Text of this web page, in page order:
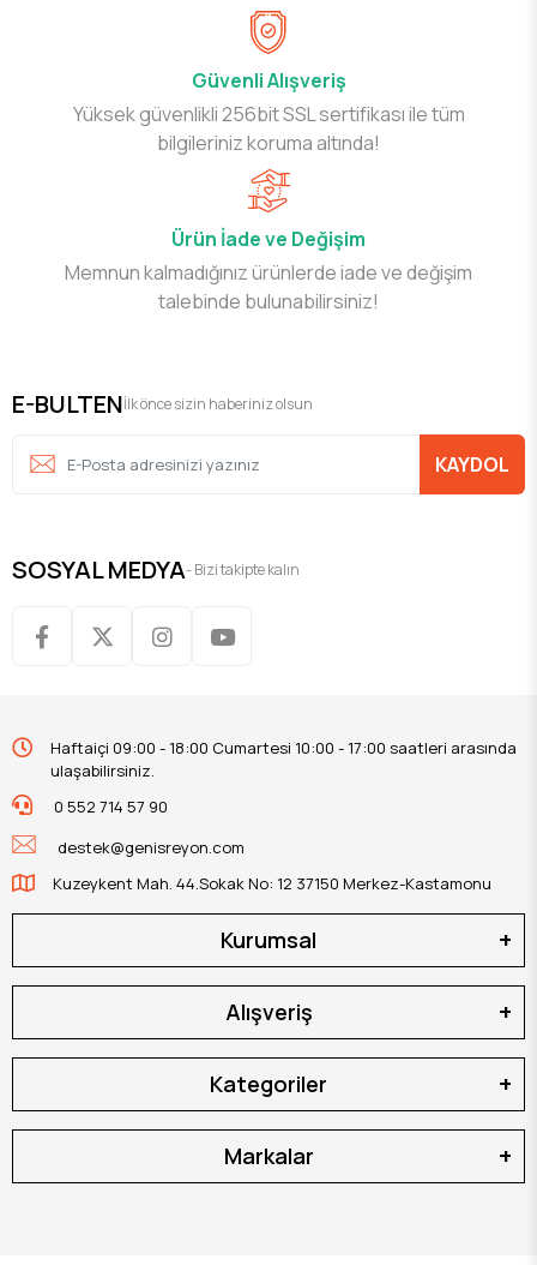
Güvenli Alışveriş
Yüksek güvenlikli 256bit SSL sertifikası ile tüm
bilgileriniz koruma altında!
Ürün İade ve Değişim
Memnun kalmadığınız ürünlerde iade ve değişim
talebinde bulunabilirsiniz!
E-BULTENİlk önce sizin haberiniz olsun
KAYDOL
SOSYAL MEDYA- Bizi takipte kalın
Haftaiçi 09:00 - 18:00 Cumartesi 10:00 - 17:00 saatleri arasında
ulaşabilirsiniz.
0 552 714 57 90
destek@genisreyon.com
Kuzeykent Mah. 44.Sokak No: 12 37150 Merkez-Kastamonu
Kurumsal
Alışveriş
Kategoriler
Markalar